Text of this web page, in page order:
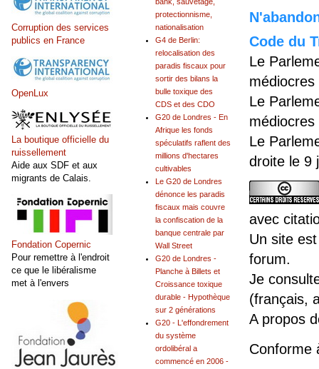
Code du
Le
Le
Le
droite le 9
avec
Un site
forum.
Je
(français,
A propos
Conforme
protectionnisme,
nationalisation
G4 de Berlin:
relocalisation des
paradis fiscaux pour
sortir des bilans la
bulle toxique des
CDS et des CDO
G20 de Londres - En
Afrique les fonds
spéculatifs raflent des
millions d'hectares
cultivables
Le G20 de Londres
dénonce les paradis
fiscaux mais couvre
la confiscation de la
banque centrale par
Wall Street
G20 de Londres -
Planche à Billets et
Croissance toxique
durable - Hypothèque
sur 2 générations
G20 - L'effondrement
du système
ordolibéral a
commencé en 2006 -
Corruption des services
publics en France
OpenLux
La boutique officielle du
ruissellement
Aide aux SDF et aux
migrants de Calais.
Fondation Copernic
Pour remettre à l'endroit
ce que le libéralisme
met à l'envers